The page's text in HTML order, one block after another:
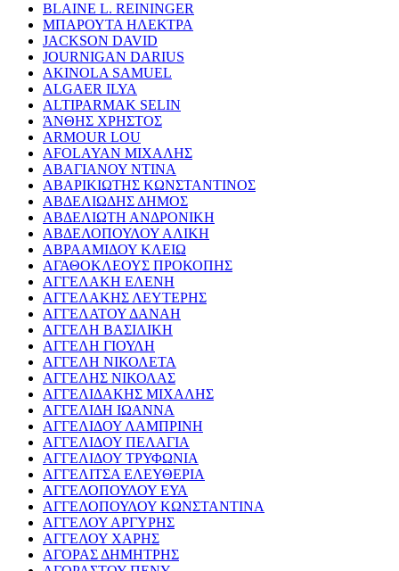
BLAINE L. REININGER
ΜΠΑΡΟΥΤΑ ΗΛΕΚΤΡΑ
JACKSON DAVID
JOURNIGAN DARIUS
AKINOLA SAMUEL
ALGAER ILYA
ALTIPARMAK SELIN
ΆΝΘΗΣ ΧΡΗΣΤΟΣ
ARMOUR LOU
AFOLAYAN ΜΙΧΑΛΗΣ
ΑΒΑΓΙΑΝΟΥ ΝΤΙΝΑ
ΑΒΑΡΙΚΙΩΤΗΣ ΚΩΝΣΤΑΝΤΙΝΟΣ
ΑΒΔΕΛΙΩΔΗΣ ΔΗΜΟΣ
ΑΒΔΕΛΙΩΤΗ ΑΝΔΡΟΝΙΚΗ
ΑΒΔΕΛΟΠΟΥΛΟΥ ΑΛΙΚΗ
ΑΒΡΑΑΜΙΔΟΥ ΚΛΕΙΩ
ΑΓΑΘΟΚΛΕΟΥΣ ΠΡΟΚΟΠΗΣ
ΑΓΓΕΛΑΚΗ ΕΛΕΝΗ
ΑΓΓΕΛΑΚΗΣ ΛΕΥΤΕΡΗΣ
ΑΓΓΕΛΑΤΟΥ ΔΑΝΑΗ
ΑΓΓΕΛΗ ΒΑΣΙΛΙΚΗ
ΑΓΓΕΛΗ ΓΙΟΥΛΗ
ΑΓΓΕΛΗ ΝΙΚΟΛΕΤΑ
ΑΓΓΕΛΗΣ ΝΙΚΟΛΑΣ
ΑΓΓΕΛΙΔΑΚΗΣ ΜΙΧΑΛΗΣ
ΑΓΓΕΛΙΔΗ ΙΩΑΝΝΑ
ΑΓΓΕΛΙΔΟΥ ΛΑΜΠΡΙΝΗ
ΑΓΓΕΛΙΔΟΥ ΠΕΛΑΓΙΑ
ΑΓΓΕΛΙΔΟΥ ΤΡΥΦΩΝΙΑ
ΑΓΓΕΛΙΤΣΑ ΕΛΕΥΘΕΡΙΑ
ΑΓΓΕΛΟΠΟΥΛΟΥ ΕΥΑ
ΑΓΓΕΛΟΠΟΥΛΟΥ ΚΩΝΣΤΑΝΤΙΝΑ
ΑΓΓΕΛΟΥ ΑΡΓΥΡΗΣ
ΑΓΓΕΛΟΥ ΧΑΡΗΣ
ΑΓΟΡΑΣ ΔΗΜΗΤΡΗΣ